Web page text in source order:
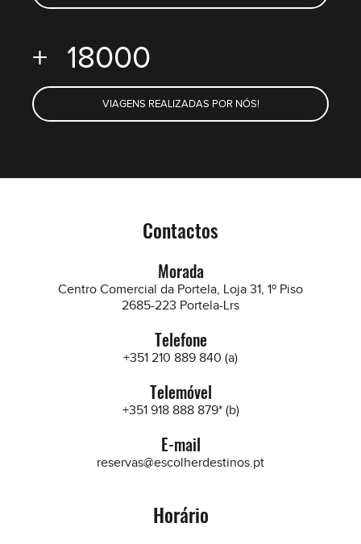
+ 18000
VIAGENS REALIZADAS POR NÓS!
Contactos
Morada
Centro Comercial da Portela, Loja 31, 1º Piso
2685-223 Portela-Lrs
Telefone
+351 210 889 840 (a)
Telemóvel
+351 918 888 879* (b)
E-mail
reservas@escolherdestinos.pt
Horário